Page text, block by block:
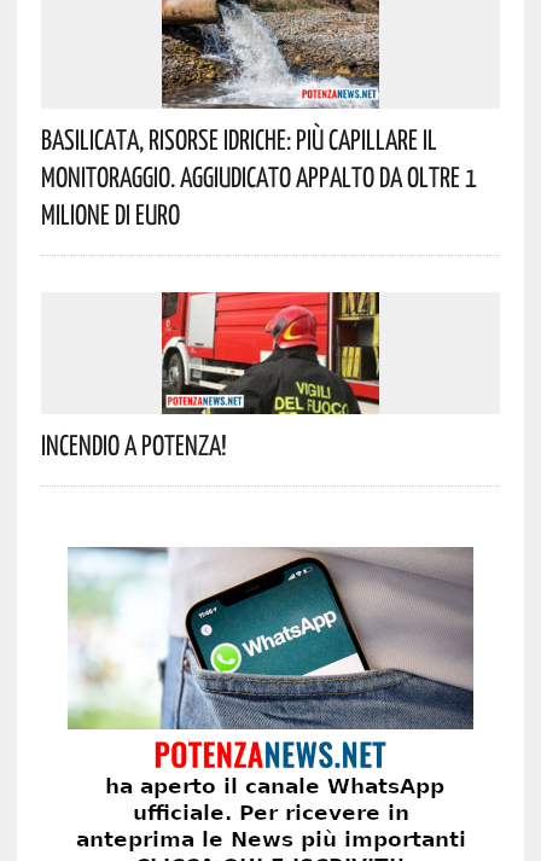
Basilicata, Risorse Idriche: Più Capillare Il
Monitoraggio. Aggiudicato Appalto Da Oltre 1
Milione Di Euro
Incendio A Potenza!